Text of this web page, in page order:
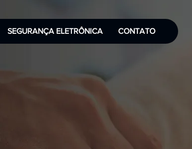
SEGURANÇA ELETRÔNICA CONTATO